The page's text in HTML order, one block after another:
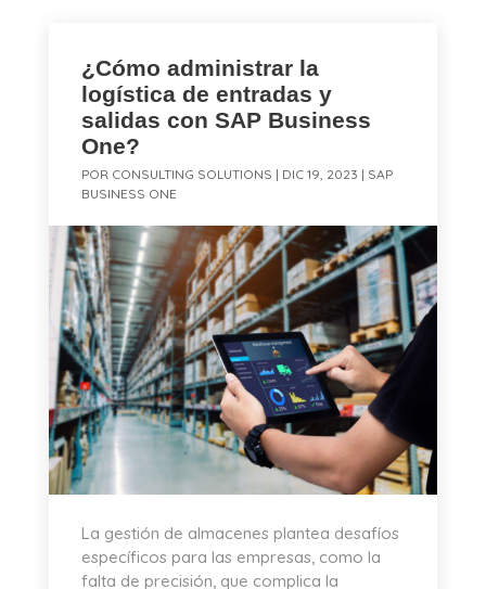
¿Cómo administrar la
logística de entradas y
salidas con SAP Business
One?
POR CONSULTING SOLUTIONS | DIC 19, 2023 | SAP
BUSINESS ONE
La gestión de almacenes plantea desafíos
específicos para las empresas, como la
falta de precisión, que complica la